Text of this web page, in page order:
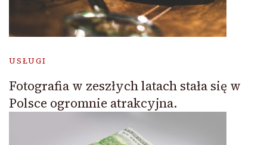
USŁUGI
Fotografia w zeszłych latach stała się w
Polsce ogromnie atrakcyjna.